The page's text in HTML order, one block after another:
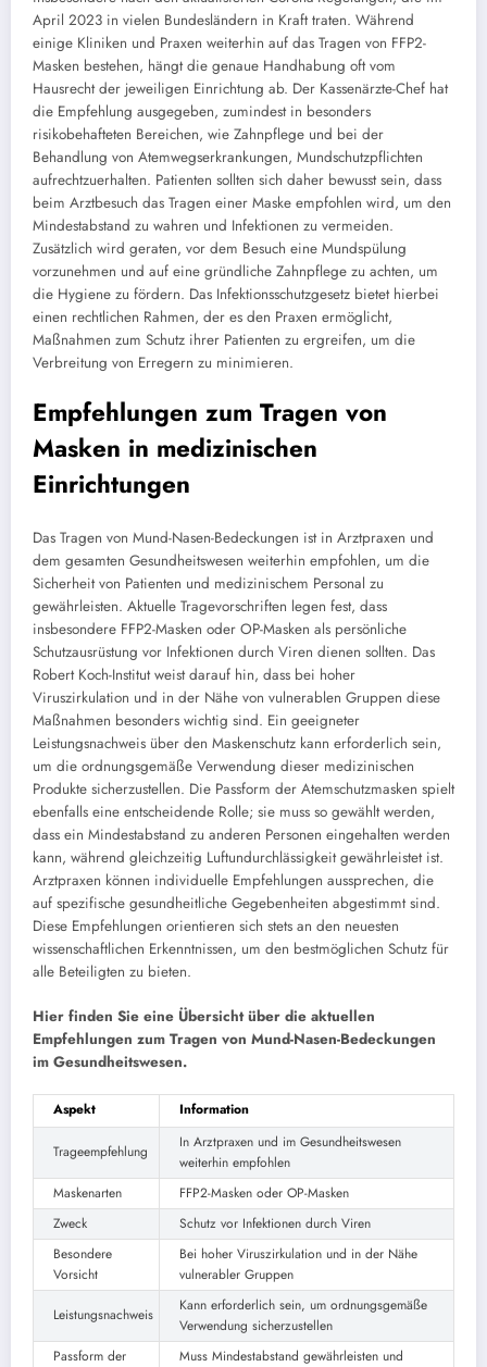
April 2023 in vielen Bundesländern in Kraft traten. Während
einige Kliniken und Praxen weiterhin auf das Tragen von FFP2-
Masken bestehen, hängt die genaue Handhabung oft vom
Hausrecht der jeweiligen Einrichtung ab. Der Kassenärzte-Chef hat
die Empfehlung ausgegeben, zumindest in besonders
risikobehafteten Bereichen, wie Zahnpflege und bei der
Behandlung von Atemwegserkrankungen, Mundschutzpflichten
aufrechtzuerhalten. Patienten sollten sich daher bewusst sein, dass
beim Arztbesuch das Tragen einer Maske empfohlen wird, um den
Mindestabstand zu wahren und Infektionen zu vermeiden.
Zusätzlich wird geraten, vor dem Besuch eine Mundspülung
vorzunehmen und auf eine gründliche Zahnpflege zu achten, um
die Hygiene zu fördern. Das Infektionsschutzgesetz bietet hierbei
einen rechtlichen Rahmen, der es den Praxen ermöglicht,
Maßnahmen zum Schutz ihrer Patienten zu ergreifen, um die
Verbreitung von Erregern zu minimieren.
Empfehlungen zum Tragen von
Masken in medizinischen
Einrichtungen
Das Tragen von Mund-Nasen-Bedeckungen ist in Arztpraxen und
dem gesamten Gesundheitswesen weiterhin empfohlen, um die
Sicherheit von Patienten und medizinischem Personal zu
gewährleisten. Aktuelle Tragevorschriften legen fest, dass
insbesondere FFP2-Masken oder OP-Masken als persönliche
Schutzausrüstung vor Infektionen durch Viren dienen sollten. Das
Robert Koch-Institut weist darauf hin, dass bei hoher
Viruszirkulation und in der Nähe von vulnerablen Gruppen diese
Maßnahmen besonders wichtig sind. Ein geeigneter
Leistungsnachweis über den Maskenschutz kann erforderlich sein,
um die ordnungsgemäße Verwendung dieser medizinischen
Produkte sicherzustellen. Die Passform der Atemschutzmasken spielt
ebenfalls eine entscheidende Rolle; sie muss so gewählt werden,
dass ein Mindestabstand zu anderen Personen eingehalten werden
kann, während gleichzeitig Luftundurchlässigkeit gewährleistet ist.
Arztpraxen können individuelle Empfehlungen aussprechen, die
auf spezifische gesundheitliche Gegebenheiten abgestimmt sind.
Diese Empfehlungen orientieren sich stets an den neuesten
wissenschaftlichen Erkenntnissen, um den bestmöglichen Schutz für
alle Beteiligten zu bieten.
Hier finden Sie eine Übersicht über die aktuellen
Empfehlungen zum Tragen von Mund-Nasen-Bedeckungen
im Gesundheitswesen.
Aspekt Information
Trageempfehlung
In Arztpraxen und im Gesundheitswesen
weiterhin empfohlen
Maskenarten
FFP2-Masken oder OP-Masken
Zweck
Schutz vor Infektionen durch Viren
Besondere
Vorsicht
Bei hoher Viruszirkulation und in der Nähe
vulnerabler Gruppen
Leistungsnachweis
Kann erforderlich sein, um ordnungsgemäße
Verwendung sicherzustellen
Passform der
Muss Mindestabstand gewährleisten und